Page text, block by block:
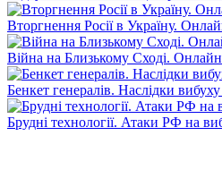
Вторгнення Росії в Україну.
Війна на Близькому Сході. Онлайн
Бенкет генералів. Наслідки
Брудні технології. Атаки РФ на